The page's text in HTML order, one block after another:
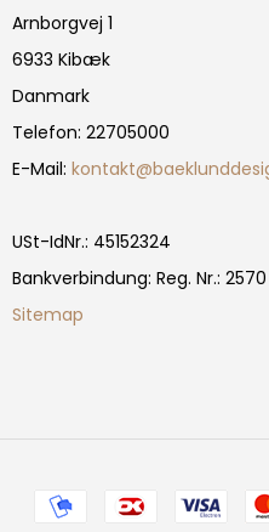
Arnborgvej 1
6933 Kibæk
Danmark
Telefon: 22705000
E-Mail:
USt-IdNr.: 45152324
Bankverbindung: Reg. Nr.:
Sitemap